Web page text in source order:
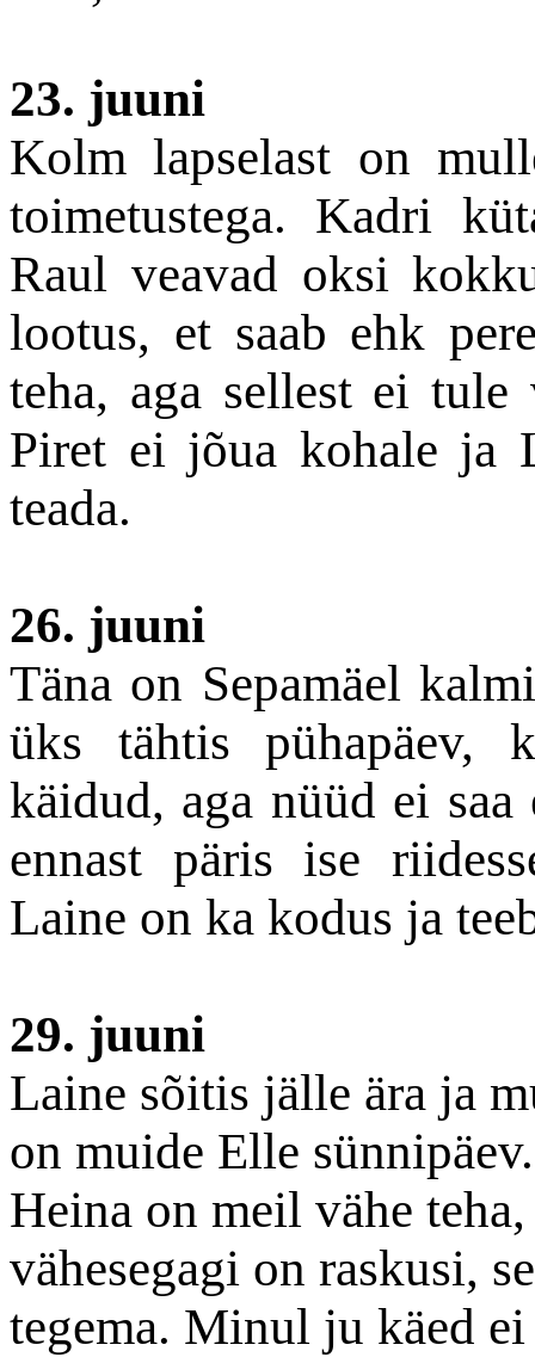
23. juuni
Kolm lapselast on
toimetustega. Kadri
Raul veavad oksi
lootus, et saab ehk
teha, aga sellest ei
Piret ei jõua kohale ja
teada.
26. juuni
Täna on Sepamäel
üks tähtis pühapäev,
käidud, aga nüüd ei
ennast päris ise
Laine on ka kodus ja
29. juuni
Laine sõitis jälle ära ja
on muide Elle sünnipäev.
Heina on meil vähe
vähesegagi on raskusi,
tegema. Minul ju käed